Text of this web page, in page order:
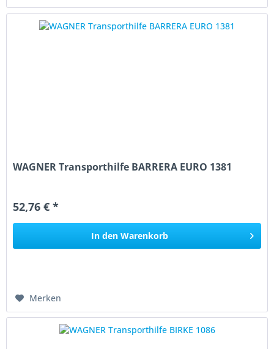
WAGNER Transporthilfe BARRERA EURO 1381
52,76 € *
In den Warenkorb
Merken